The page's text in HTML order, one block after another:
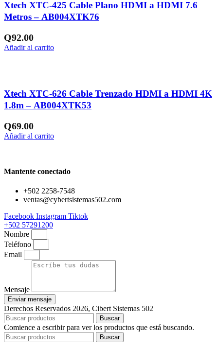
Xtech XTC-425 Cable Plano HDMI a HDMI 7.6
Metros – AB004XTK76
Q92.00
Añadir al carrito
Xtech XTC-626 Cable Trenzado HDMI a HDMI 4K
1.8m – AB004XTK53
Q69.00
Añadir al carrito
Mantente conectado
+502 2258-7548
ventas@cybertsistemas502.com
Facebook Instagram Tiktok
+502 57291200
Nombre
Teléfono
Email
Mensaje
Enviar mensaje
Derechos Reservados 2026, Cibert Sistemas 502
Buscar
Comience a escribir para ver los productos que está buscando.
Buscar